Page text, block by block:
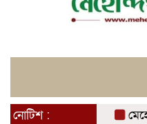
নোটিশ :